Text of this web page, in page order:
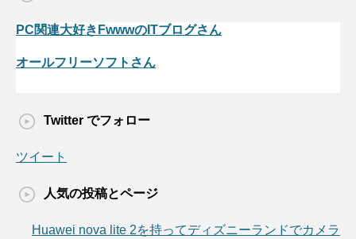
PC関連大好きFwwwのITブログさん
オールフリーソフトさん
Twitter でフォロー
ツイート
人気の投稿とページ
Huawei nova lite 2を持ってディズニーランドでカメラ